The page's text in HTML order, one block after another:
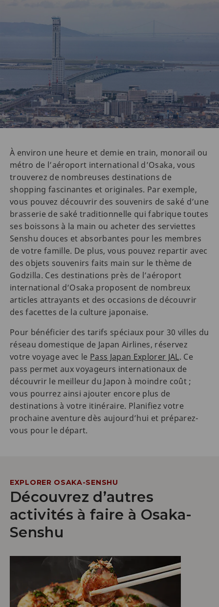
À environ une heure et demie en train, monorail ou
métro de l’aéroport international d’Osaka, vous
trouverez de nombreuses destinations de
shopping fascinantes et originales. Par exemple,
vous pouvez découvrir des souvenirs de saké d’une
brasserie de saké traditionnelle qui fabrique toutes
ses boissons à la main ou acheter des serviettes
Senshu douces et absorbantes pour les membres
de votre famille. De plus, vous pouvez repartir avec
des objets souvenirs faits main sur le thème de
Godzilla. Ces destinations près de l’aéroport
international d’Osaka proposent de nombreux
articles attrayants et des occasions de découvrir
des facettes de la culture japonaise.
Pour bénéficier des tarifs spéciaux pour 30 villes du
réseau domestique de Japan Airlines, réservez
votre voyage avec le Pass Japan Explorer JAL. Ce
pass permet aux voyageurs internationaux de
découvrir le meilleur du Japon à moindre coût ;
vous pourrez ainsi ajouter encore plus de
destinations à votre itinéraire. Planifiez votre
prochaine aventure dès aujourd’hui et préparez-
vous pour le départ.
EXPLORER OSAKA-SENSHU
Découvrez d’autres
activités à faire à Osaka-
Senshu